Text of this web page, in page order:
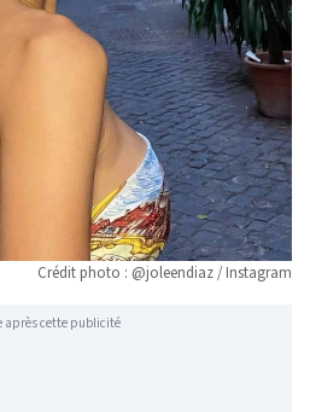
Crédit photo : @joleendiaz / Instagram
après cette publicité